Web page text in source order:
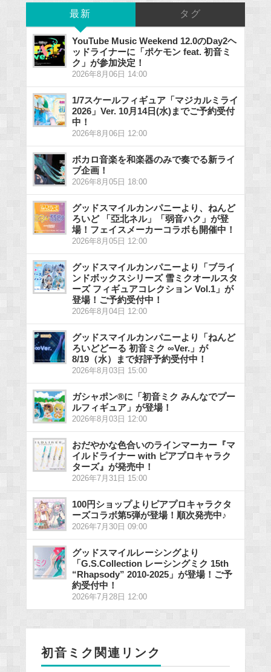
最新 タグ
YouTube Music Weekend 12.0のDay2ヘ
ッドライナーに「ポケモン feat. 初音ミ
ク」が参加決定！
2026年8月06日 14:00
1/7スケールフィギュア「マジカルミライ
2026」Ver. 10月14日(水)までご予約受付
中！
2026年8月06日 12:00
ボカロ音楽を和楽器のみで奏でる新ライ
ブ企画！
2026年8月05日 18:00
グッドスマイルカンパニーより、ねんど
ろいど 「亞北ネル」「弱音ハク」が登
場！フェイスメーカーコラボも開催中！
2026年8月05日 12:00
グッドスマイルカンパニーより「ブライ
ンドボックスシリーズ 雪ミクオールスタ
ーズ フィギュアコレクション Vol.1」が
登場！ご予約受付中！
2026年8月04日 12:00
グッドスマイルカンパニーより「ねんど
ろいどどーる 初音ミク ∞Ver.」が
8/19（水）まで好評予約受付中！
2026年8月03日 15:00
ガシャポン®に「初音ミク みんなでプー
ルフィギュア」が登場！
2026年8月03日 12:00
おだやかな色合いのラインマーカー『マ
イルドライナー with ピアプロキャラク
ターズ』が発売中！
2026年7月31日 15:00
100円ショップよりピアプロキャラクタ
ーズコラボ第5弾が登場！順次発売中♪
2026年7月30日 09:00
グッドスマイルレーシングより
「G.S.Collection レーシングミク 15th
“Rhapsody” 2010-2025」が登場！ご予
約受付中！
2026年7月28日 12:00
初音ミク関連リンク